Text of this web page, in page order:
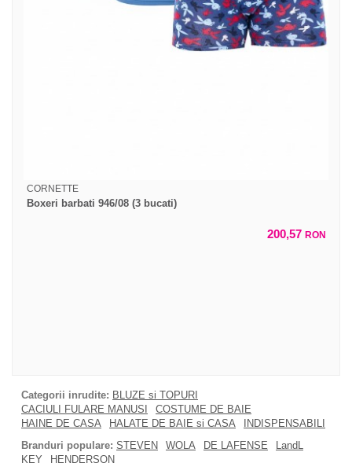
CORNETTE
Boxeri barbati 946/08 (3 bucati)
200,57 RON
Categorii inrudite: BLUZE si TOPURI
CACIULI FULARE MANUSI
COSTUME DE BAIE
HAINE DE CASA
HALATE DE BAIE si CASA
INDISPENSABILI
Branduri populare: STEVEN WOLA DE LAFENSE
LandL
KEY
HENDERSON